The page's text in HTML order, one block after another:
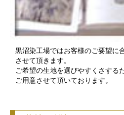
黒沼染工場ではお客様のご要望に
させて頂きます。
ご希望の生地を選びやすくさする
ご用意させて頂いております。